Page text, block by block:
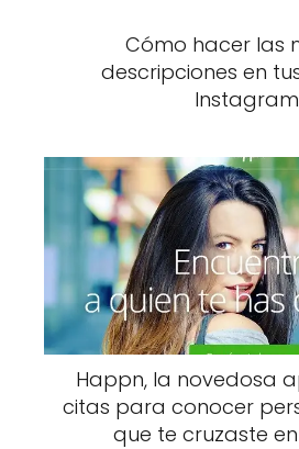
Cómo hacer las
descripciones en
Instagram
Happn, la novedosa
citas para conocer
que te cruzaste